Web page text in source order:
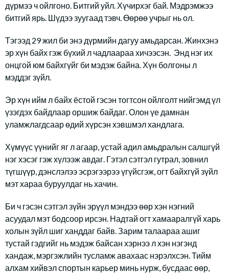
дүрмээ ч ойлгоно. Битгий уйл. Хүчирхэг бай. Мэдрэмжээ
битгий ярь. Шүдээ зуугаад тэвч. Өөрөө учрыг нь ол.
Тэгээд 29 жил би энэ дүрмийн дагуу амьдарсан. Жинхэнэ
эр хүн байх гэж бүхий л чадлаараа хичээсэн. Энд нэг их
онцгой юм байхгүйг би мэдэж байна. Хүн болгоны л
мэддэг зүйл.
Эр хүн ийм л байх ёстой гэсэн тогтсон ойлголт нийгэмд үл
үзэгдэх байдлаар оршиж байдаг. Олон үе дамнан
уламжлагдсаар өдий хүрсэн хэвшмэл хандлага.
Хүмүүс үүнийг яг л агаар, устай адил амьдралын салшгүй
нэг хэсэг гэж хүлээж авдаг. Гэтэл сэтгэл гутрал, зовнил
түгшүүр, дэнслэлээ эсрэгээрээ үгүйсгэж, огт байхгүй зүйл
мэт хараа буруулдаг нь хачин.
Би ч гэсэн сэтгэл зүйн эрүүл мэндээ өөр хэн нэгний
асуудал мэт бодсоор ирсэн. Надтай огт хамааралгүй харь
холын зүйл шиг ханддаг байв. Зарим талаараа ашиг
тустай гэдгийг нь мэдэж байсан хэрнээ л хэн нэгэнд
хандаж, мэргэжлийн тусламж авахаас нэрэлхсэн. Тийм
алхам хийвэл спортын карьер минь нурж, бусдаас өөр,